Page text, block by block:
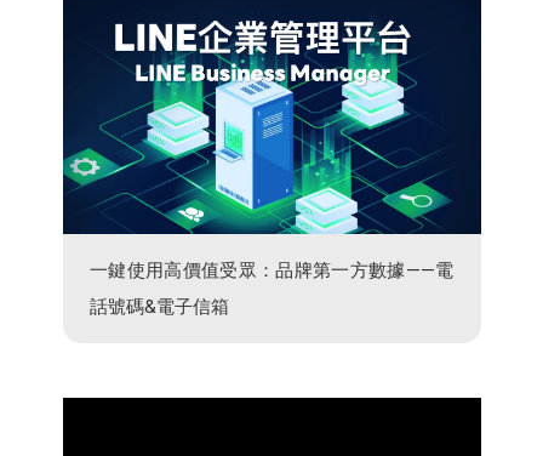
一鍵使用高價值受眾：品牌第一方數據——電
話號碼&電子信箱